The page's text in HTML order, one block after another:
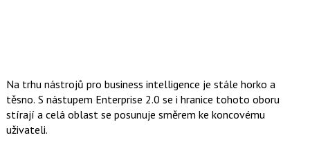
Na trhu nástrojů pro business intelligence je stále horko a
těsno. S nástupem Enterprise 2.0 se i hranice tohoto oboru
stírají a celá oblast se posunuje směrem ke koncovému
uživateli.